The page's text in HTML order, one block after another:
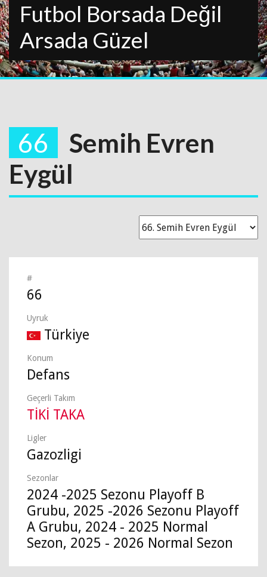
Futbol Borsada Değil
Arsada Güzel
66
Semih Evren
Eygül
#
66
Uyruk
Türkiye
Konum
Defans
Geçerli Takım
TİKİ TAKA
Ligler
Gazozligi
Sezonlar
2024 -2025 Sezonu Playoff B
Grubu, 2025 -2026 Sezonu Playoff
A Grubu, 2024 - 2025 Normal
Sezon, 2025 - 2026 Normal Sezon